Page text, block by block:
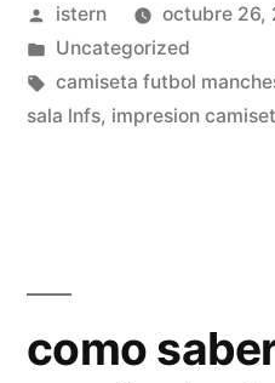
baratas
2019»
Publicado
por
istern
octubre 26,
Publicado
en
Uncategorized
Etiquetas:
camiseta futbol
sala lnfs, impresion
como